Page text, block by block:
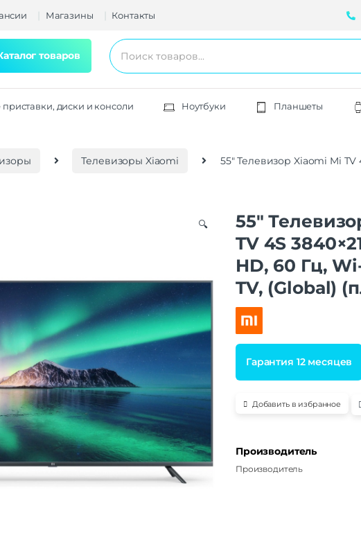
Магазины Контакты
товаров
диски и консоли Ноутбуки Планшеты
Телевизоры Xiaomi 55″ Телевизор Xiaomi Mi TV
🔍
55″
TV 4S
HD, 60 Гц,
TV, (Global)
Гарантия 12 месяцев
Добавить в избранное
Производитель
Производитель